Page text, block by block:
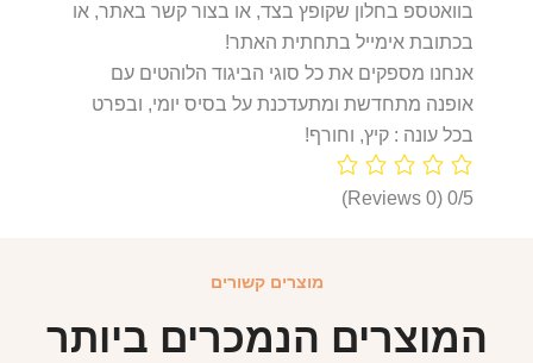
בוואטספ בחלון שקופץ בצד, או בצור קשר באתר, או
בכתובת אימייל בתחתית האתר!
אנחנו מספקים את כל סוגי הביגוד הלוהטים עם
אופנה מתחדשת ומתעדכנת על בסיס יומי, ובפרט
בכל עונה : קיץ, וחורף!
0/5
(0 Reviews)
מוצרים קשורים
המוצרים הנמכרים ביותר